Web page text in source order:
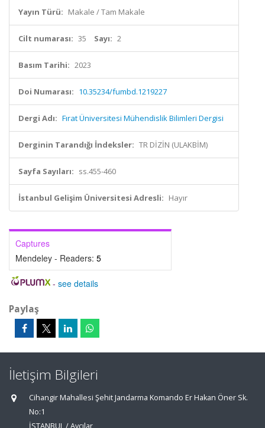
Yayın Türü: Makale / Tam Makale
Cilt numarası: 35 Sayı: 2
Basım Tarihi: 2023
Doi Numarası: 10.35234/fumbd.1219227
Dergi Adı: Fırat Üniversitesi Mühendislik Bilimleri Dergisi
Derginin Tarandığı İndeksler: TR DİZİN (ULAKBİM)
Sayfa Sayıları: ss.455-460
İstanbul Gelişim Üniversitesi Adresli: Hayır
Captures
Mendeley - Readers: 5
- see details
Paylaş
İletişim Bilgileri
Cihangir Mahallesi Şehit Jandarma Komando Er Hakan Öner Sk.
No:1
İSTANBUL / Avcılar